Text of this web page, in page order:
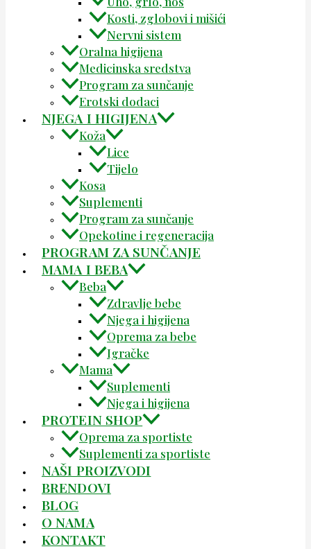
Kosti, zglobovi i mišići
Nervni sistem
Oralna higijena
Medicinska sredstva
Program za sunčanje
Erotski dodaci
NJEGA I HIGIJENA
Koža
Lice
Tijelo
Kosa
Suplementi
Program za sunčanje
Opekotine i regeneracija
PROGRAM ZA SUNČANJE
MAMA I BEBA
Beba
Zdravlje bebe
Njega i higijena
Oprema za bebe
Igračke
Mama
Suplementi
Njega i higijena
PROTEIN SHOP
Oprema za sportiste
Suplementi za sportiste
NAŠI PROIZVODI
BRENDOVI
BLOG
O NAMA
KONTAKT